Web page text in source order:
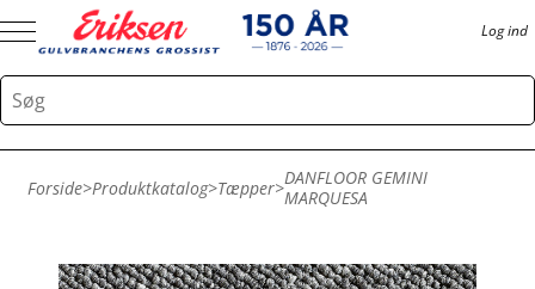
Log ind
Forside>Produktkatalog>Tæpper>DANFLOOR GEMINI
MARQUESA